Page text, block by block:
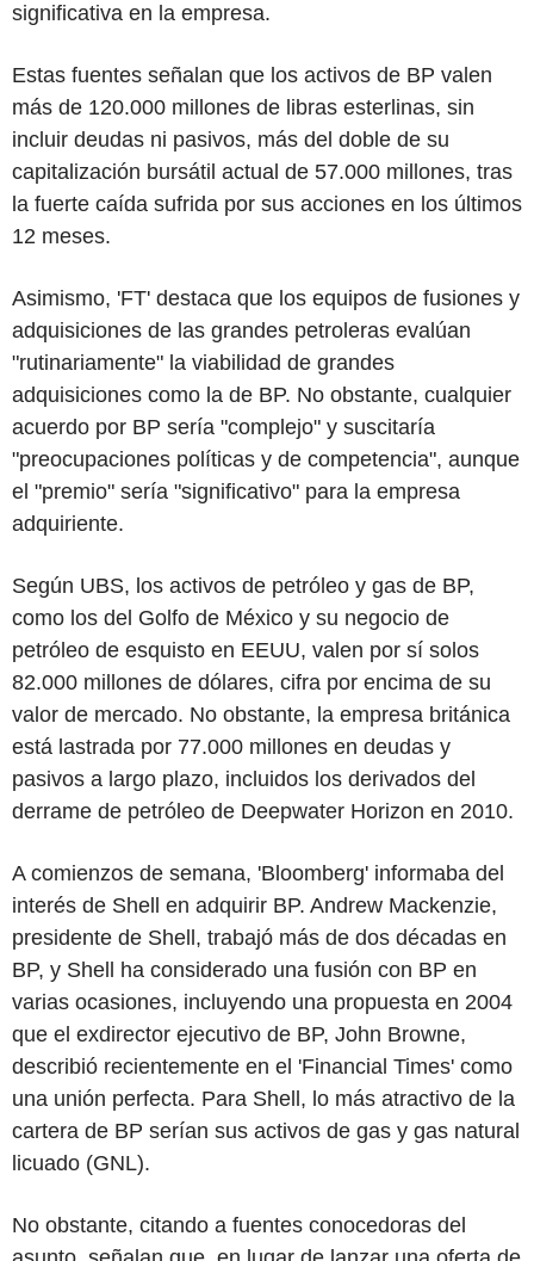
significativa en la empresa.
Estas fuentes señalan que los activos de BP valen
más de 120.000 millones de libras esterlinas, sin
incluir deudas ni pasivos, más del doble de su
capitalización bursátil actual de 57.000 millones, tras
la fuerte caída sufrida por sus acciones en los últimos
12 meses.
Asimismo, 'FT' destaca que los equipos de fusiones y
adquisiciones de las grandes petroleras evalúan
"rutinariamente" la viabilidad de grandes
adquisiciones como la de BP. No obstante, cualquier
acuerdo por BP sería "complejo" y suscitaría
"preocupaciones políticas y de competencia", aunque
el "premio" sería "significativo" para la empresa
adquiriente.
Según UBS, los activos de petróleo y gas de BP,
como los del Golfo de México y su negocio de
petróleo de esquisto en EEUU, valen por sí solos
82.000 millones de dólares, cifra por encima de su
valor de mercado. No obstante, la empresa británica
está lastrada por 77.000 millones en deudas y
pasivos a largo plazo, incluidos los derivados del
derrame de petróleo de Deepwater Horizon en 2010.
A comienzos de semana, 'Bloomberg' informaba del
interés de Shell en adquirir BP. Andrew Mackenzie,
presidente de Shell, trabajó más de dos décadas en
BP, y Shell ha considerado una fusión con BP en
varias ocasiones, incluyendo una propuesta en 2004
que el exdirector ejecutivo de BP, John Browne,
describió recientemente en el 'Financial Times' como
una unión perfecta. Para Shell, lo más atractivo de la
cartera de BP serían sus activos de gas y gas natural
licuado (GNL).
No obstante, citando a fuentes conocedoras del